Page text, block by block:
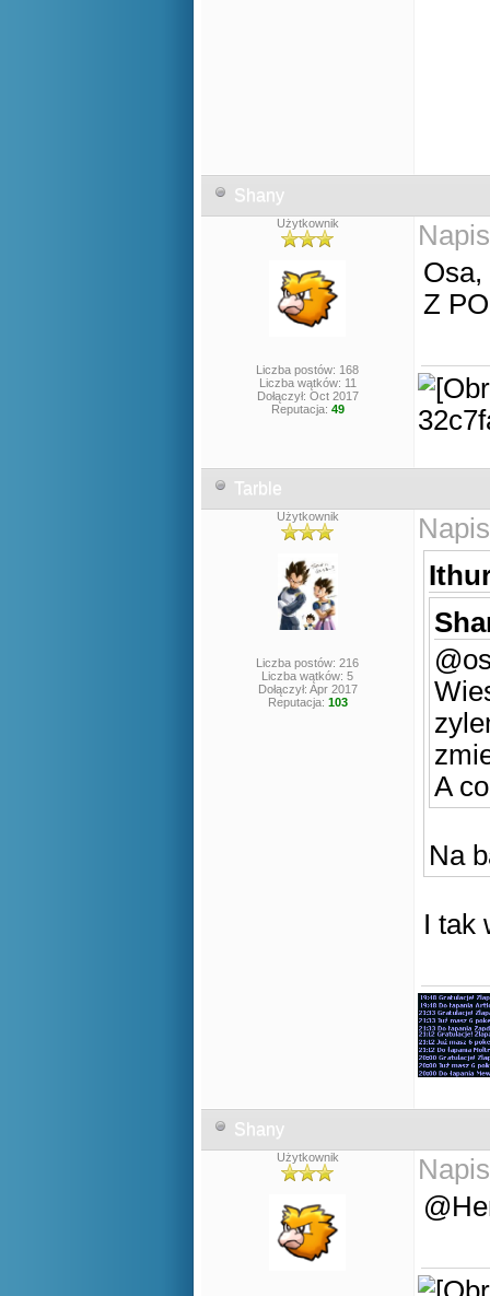
Shany
Użytkownik
Liczba postów: 168
Liczba wątków: 11
Dołączył: Oct 2017
Reputacja: 49
Z
Tarble
Użytkownik
Liczba postów: 216
Liczba wątków: 5
Dołączył: Apr 2017
Reputacja: 103
A
Na
I tak
Shany
Użytkownik